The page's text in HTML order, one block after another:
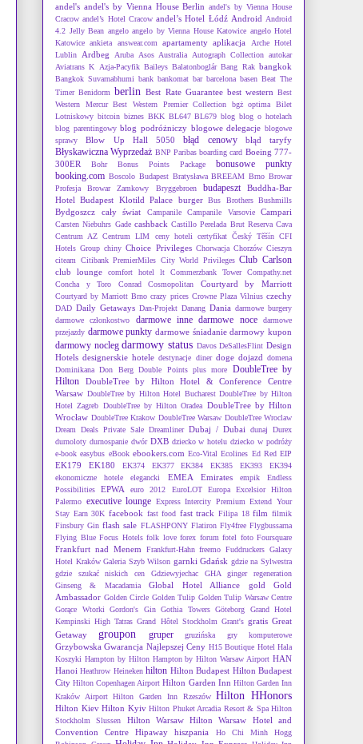
andel's andel's by Vienna House Berlin andel's by Vienna House
Cracow andel’s Hotel Cracow andel’s Hotel Łódź Android Android
4.2 Jelly Bean angelo angelo by Vienna House Katowice angelo Hotel
Katowice ankieta answear.com apartamenty aplikacja
Arche Hotel
Lublin
Ardbeg Aruba Asos Australia Autograph Collection autokar
Aviatrans K
Azja-Pacyfik Baileys Balatonboglár Bang Rak bangkok
Bangkok Suvarnabhumi bank bankomat bar barcelona basen Beat The
Timer Benidorm berlin Best Rate Guarantee best western Best
Western Mercur
Best Western Premier Collection bgż optima
Bilet
Lotniskowy bitcoin biznes BKK BL647 BL679 blog blog o hotelach
blog parentingowy blog podróżniczy blogowe delegacje blogowe
sprawy
Blow Up Hall 5050 błąd cenowy błąd taryfy
Błyskawiczna Wyprzedaż BNP Paribas boarding card Boeing 777-
300ER
Bohr Bonus Points Package
bonusowe punkty
booking.com Boscolo Budapest Bratysława BREEAM Brno Browar
Profesja
Browar Zamkowy Bryggebroen budapeszt
Buddha-Bar
Hotel Budapest Klotild Palace burger Bus Brothers Bushmills
Bydgoszcz cały świat Campanile Campanile Varsovie Campari
Carsten Niebuhrs Gade cashback Castillo Perelada Brut Reserva Cava
Centrum AZ Centrum LIM ceny hoteli certyfikat Český Těšín CFI
Hotels Group chiny Choice Privileges Chorwacja Chorzów Cieszyn
citeam
Citibank PremierMiles City World Privileges Club Carlson
club lounge comfort hotel lt Commerzbank Tower
Compathy.net
Concha y Toro
Conrad Cosmopolitan Courtyard by Marriott
Courtyard by Marriott Brno crazy prices Crowne Plaza Vilnius czechy
DAD Daily Getaways Dan-Projekt Danang Dania darmowe burgery
darmowe członkostwo
darmowe inne darmowe noce
darmowe
przejazdy darmowe punkty darmowe śniadanie darmowy kupon
darmowy nocleg darmowy status Davos DeSallesFlint Design
Hotels designerskie hotele destynacje diner doge dojazd domena
Dominikana Don Berg Double Points plus more
DoubleTree by
Hilton
DoubleTree by Hilton Hotel & Conference Centre
Warsaw DoubleTree by Hilton Hotel Bucharest DoubleTree by Hilton
Hotel Zagreb DoubleTree by Hilton Oradea DoubleTree by Hilton
Wrocław DoubleTree Krakow DoubleTree Warsaw DoubleTree Wroclaw
Dream Deals Private Sale Dreamliner Dubaj / Dubai dunaj
Durex
durnoloty durnospanie dwór DXB dziecko w hotelu dziecko w podróży
e-book easybus eBook ebookers.com Eco-Vital Ecolines Ed Red EIP
EK179 EK180 EK374 EK377 EK384 EK385 EK393
EK394
ekonomiczne hotele
elegancki EMEA Emirates empik
Endless
Possibilities
EPWA euro 2012 EuroLOT Europa
Excelsior Hilton
Palermo executive lounge Express Intercity Premium Extend Your
Stay Earn 30K facebook fast food fast track Filipa 18 film filmik
Finsbury Gin flash sale FLASHPONY Flatiron Fly4free Flygbussarna
Flying Blue Focus Hotels folk love forex forum fotel foto Foursquare
Frankfurt nad Menem Frankfurt-Hahn freemo Fuddruckers Galaxy
Hotel Kraków Galeria Szyb Wilson garnki Gdańsk gdzie na Sylwestra
gdzie szukać niskich cen
Gdziewyjechac GHA
ginger regeneration
Ginseng & Macadamia
Global Hotel Alliance gold
Gold
Ambassador Golden Circle Golden Tulip Golden Tulip Warsaw Centre
Gorące Wtorki
Gordon's Gin Gothia Towers Göteborg
Grand Hotel
Kempinski High Tatras Grand Hôtel Stockholm Grant's gratis Great
Getaway
groupon gruper gruzińska gry komputerowe
Grzybowska Gwarancja Najlepszej Ceny H15 Boutique Hotel Hala
Koszyki Hampton by Hilton Hampton by Hilton Warsaw Airport HAN
Hanoi Heathrow Heineken hilton Hilton Budapest Hilton Budapest
City Hilton Copenhagen Airport Hilton Garden Inn Hilton Garden Inn
Kraków Airport
Hilton Garden Inn Rzeszów Hilton HHonors
Hilton Kiev Hilton Kyiv Hilton Phuket Arcadia Resort & Spa Hilton
Stockholm Slussen
Hilton Warsaw
Hilton Warsaw Hotel and
Convention Centre
Hipaway hiszpania Ho Chi Minh
Hogg